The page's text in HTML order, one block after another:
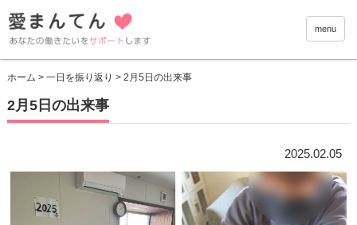
愛まん
menu
ホーム > 一日を振り返り > 2月5日の出来事
2月5日の出来事
2025.02.05